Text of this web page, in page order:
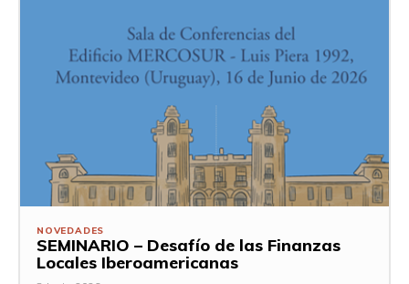
NOVEDADES
SEMINARIO – Desafío de las Finanzas
Locales Iberoamericanas